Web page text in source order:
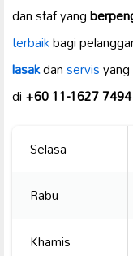
dan staf yang
terbaikbagi
lasakdanservisyang
di+60 11-1627 7494
Selasa
Rabu
Khamis